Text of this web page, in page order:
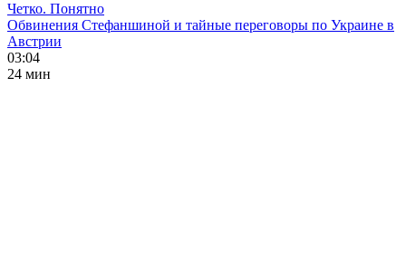
Четко. Понятно
Обвинения Стефаншиной и тайные переговоры по Украине в
Австрии
03:04
24 мин